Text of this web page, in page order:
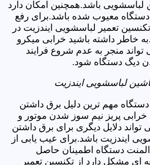
باشد.همچنین امکان دارد
دستگاه معیوب شده باشد.برای رفع
تکنسین تعمیر لباسشویی ایندزیت در
خاطر داشته باشید خرابی میکرو
منجر به عدم شروع فرایند
دیگ دستگاه شود.
لباسشویی ایندزیت
مهم ترین دلیل برق داشتن
پریز نیم سوز شدن موتور و
دلایل دیگری برای برق داشتن
ایندزیت باشد.برای عیب یابی از
دستگاه اطمینان حاصل
ای مشکل دارد از تکنسین تعمیر